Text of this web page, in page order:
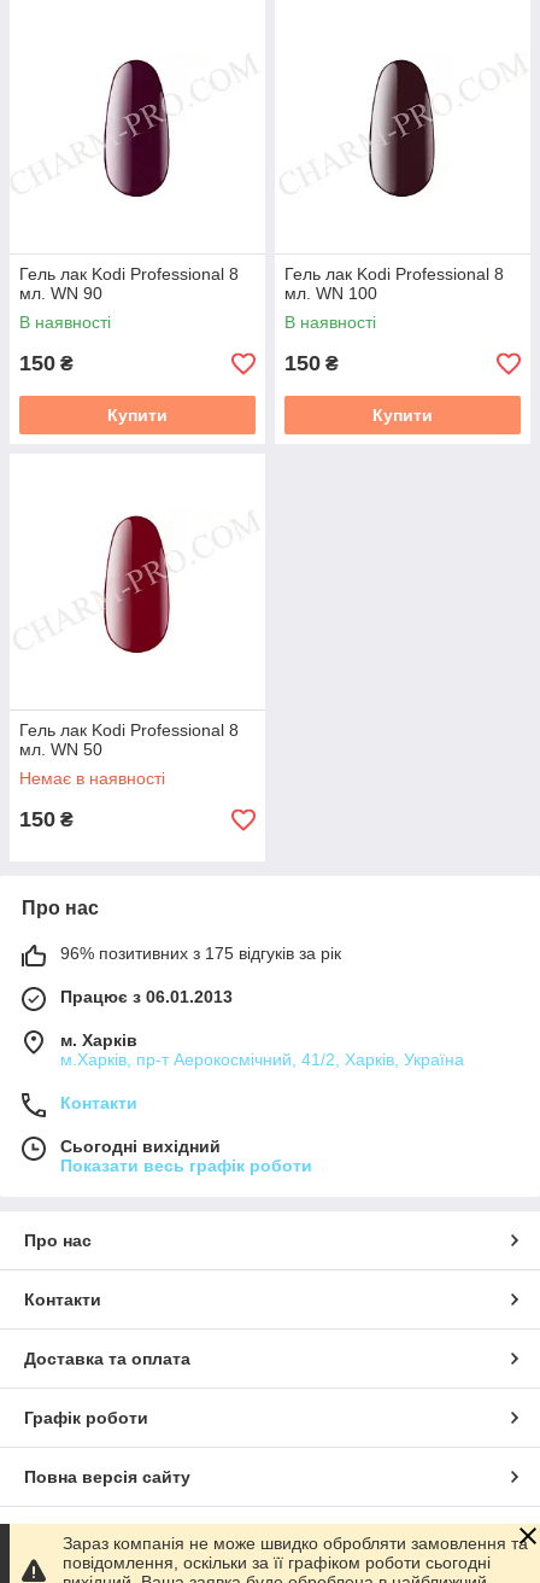
Гель лак Kodi Professional 8
мл. WN 90
В наявності
150 ₴
Купити
Гель лак Kodi Professional 8
мл. WN 100
В наявності
150 ₴
Купити
Гель лак Kodi Professional 8
мл. WN 50
Немає в наявності
150 ₴
Про нас
96% позитивних з 175 відгуків за рік
Працює з 06.01.2013
м. Харків
м.Харків, пр-т Аерокосмічний, 41/2, Харків, Україна
Контакти
Сьогодні вихідний
Показати весь графік роботи
Про нас
Контакти
Доставка та оплата
Графік роботи
Повна версія сайту
Сайт створено на маркетплейсі Prom.ua
Зараз компанія не може швидко обробляти замовлення та
повідомлення, оскільки за її графіком роботи сьогодні